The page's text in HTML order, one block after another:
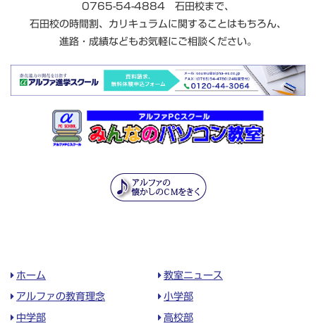
0765-54-4884 石田校まで、
石田校の時間割、カリキュラムに関することはもちろん、
進路・成績などもお気軽にご相談ください。
ホーム 教室ニュース
アルファの教育理念 小学部
中学部 高校部